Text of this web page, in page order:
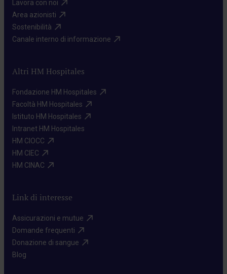
Lavora con noi​
Area azionisti​
Sostenibilità​
Canale interno di informazione​
Altri HM Hospitales
Fondazione HM Hospitales​
Facoltà HM Hospitales​
Istituto HM Hospitales​
Intranet HM Hospitales​
HM CIOCC​
HM CIEC​
HM CINAC​
Link di interesse
Assicurazioni e mutue​
Domande frequenti​
Donazione di sangue​
Blog​